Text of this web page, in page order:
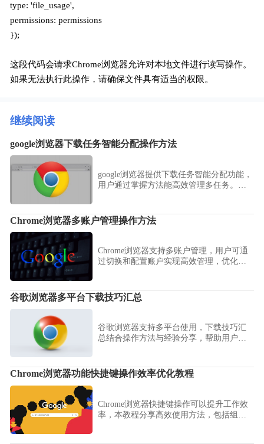
type: 'file_usage',
permissions: permissions
});
这段代码会请求Chrome浏览器允许对本地文件进行读写操作。
如果无法执行此操作，请确保文件具有适当的权限。
继续阅读
google浏览器下载任务智能分配操作方法
google浏览器提供下载任务智能分配功能，
用户通过掌握方法能高效管理多任务。该
Chrome浏览器多账户管理操作方法
Chrome浏览器支持多账户管理，用户可通
过切换和配置账户实现高效管理，优化多
谷歌浏览器多平台下载技巧汇总
谷歌浏览器支持多平台使用，下载技巧汇
总结合操作方法与经验分享，帮助用户高
Chrome浏览器功能快捷键操作效率优化教程
Chrome浏览器快捷键操作可以提升工作效
率，本教程分享高效使用方法，包括组合